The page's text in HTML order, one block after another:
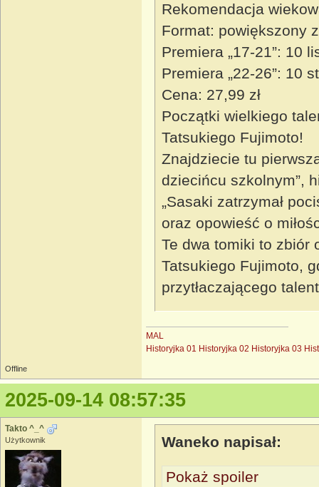
Rekomendacja
Format: powiększony
Premiera „17-21”: 10
Premiera „22-26”: 10
Cena: 27,99 zł
Początki wielkiego
Tatsukiego Fujimoto!
Znajdziecie tu
dziecińcu szkolnym”,
„Sasaki zatrzymał
oraz opowieść o
Te dwa tomiki to zbiór
Tatsukiego Fujimoto,
przytłaczającego
MAL
Historyjka 01 Historyjka 02 Historyjka 03
Offline
2025-09-14 08:57:35
Takto ^_^
Użytkownik Waneko napisał:
Pokaż spoiler